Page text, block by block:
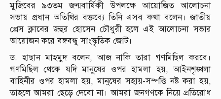
মুজিবের ৯৩তম জন্মবার্ষিকী উপলক্ষে আয়োজিত আলোচনা
সভায় প্রধান অতিথির বক্তব্যে তিনি এসব কথা বলেন। জাতীয়
প্রেস ক্লাবের জহুর হোসেন চৌধুরী হলে এই আলোচনা সভার
আয়োজন করে বঙ্গবন্ধু সাংস্কৃতিক জোট।
ড. হাছান মাহমুদ বলেন, আজ নাকি তারা গণমিছিল করবে।
গণমিছিল থেকে যদি মানুষের ওপর হামলা হয়, আইনশৃঙ্খলা
বাহিনীর ওপর হামলা হয়, মানুষের সহায়-সম্পত্তি নষ্ট করা হয়,
তাহলে আমরা ছেড়ে দেবো না। আমরা জনগণকে নিয়ে প্রতিরোধ